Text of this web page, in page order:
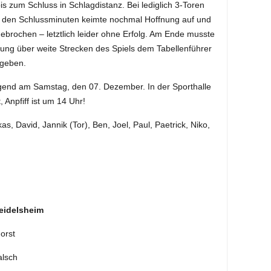
zum Schluss in Schlagdistanz. Bei lediglich 3-Toren
Schlussminuten keimte nochmal Hoffnung auf und
– letztlich leider ohne Erfolg. Am Ende musste
über weite Strecken des Spiels dem Tabellenführer
am Samstag, den 07. Dezember. In der Sporthalle
Anpfiff ist um 14 Uhr!
David, Jannik (Tor), Ben, Joel, Paul, Paetrick, Niko,